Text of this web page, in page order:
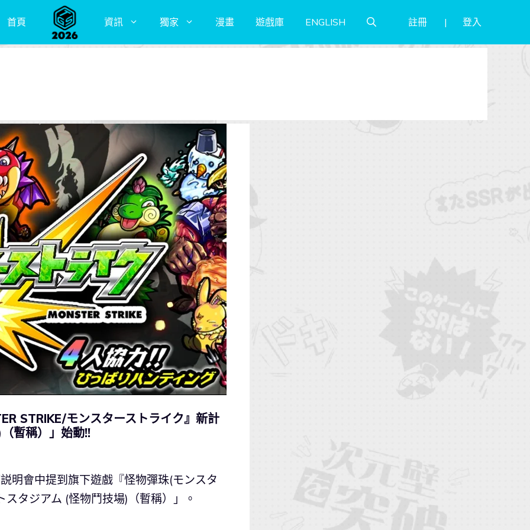
首頁 資訊 獨家 漫畫 遊戲庫 ENGLISH 註冊 登入
STRIKE/モンスターストライク』新計
暫稱）」始動!!
明會中提到旗下遊戲『怪物彈珠(モンスタ
タジアム (怪物鬥技場)（暫稱）」。